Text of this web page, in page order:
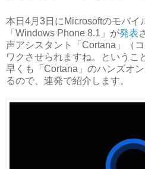
本日4月3日にMicrosoftのモバイ
「Windows Phone 8.1」が発表
声アシスタント「Cortana」（
ワクさせられますね。というこ
早くも「Cortana」のハンズオ
るので、連発で紹介します。